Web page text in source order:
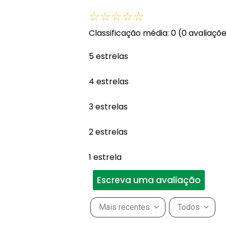
☆☆☆☆☆
Classificação média: 0 (0
5 estrelas
4 estrelas
3 estrelas
2 estrelas
1 estrela
Escreva uma avaliação
Mais recentes Todos